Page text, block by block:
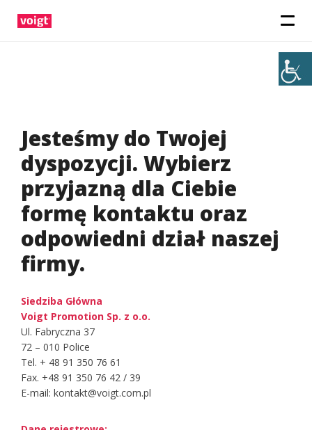
Jesteśmy do Twojej
dyspozycji. Wybierz
przyjazną dla Ciebie
formę kontaktu oraz
odpowiedni dział naszej
firmy.
Siedziba Główna
Voigt Promotion Sp. z o.o.
Ul. Fabryczna 37
72 – 010 Police
Tel. + 48 91 350 76 61
Fax. +48 91 350 76 42 / 39
E-mail: kontakt@voigt.com.pl